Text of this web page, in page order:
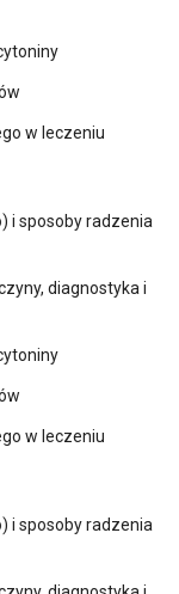
w leczeniu
i sposoby radzenia
diagnostyka i
w leczeniu
i sposoby radzenia